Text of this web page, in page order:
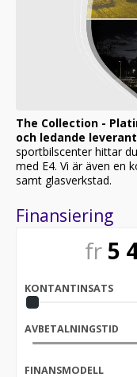
The Collection -
och ledande
sportbilscenter hittar
med E4. Vi är även en
samt glasverkstad.
Finansiering
fr 5
KONTANTINSATS
AVBETALNINGSTID
FINANSMODELL